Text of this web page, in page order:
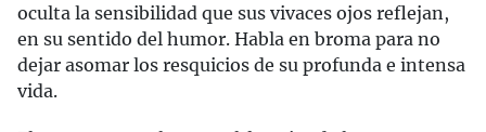
oculta la sensibilidad que sus vivaces ojos reflejan,
en su sentido del humor. Habla en broma para no
dejar asomar los resquicios de su profunda e intensa
vida.